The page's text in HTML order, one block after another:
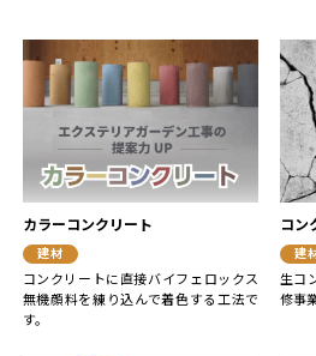
カラーコンクリート
建材
コンクリートに直接バイフェロックス
無機顔料を練り込んで着色する工法で
す。
コン
建
生コ
修事